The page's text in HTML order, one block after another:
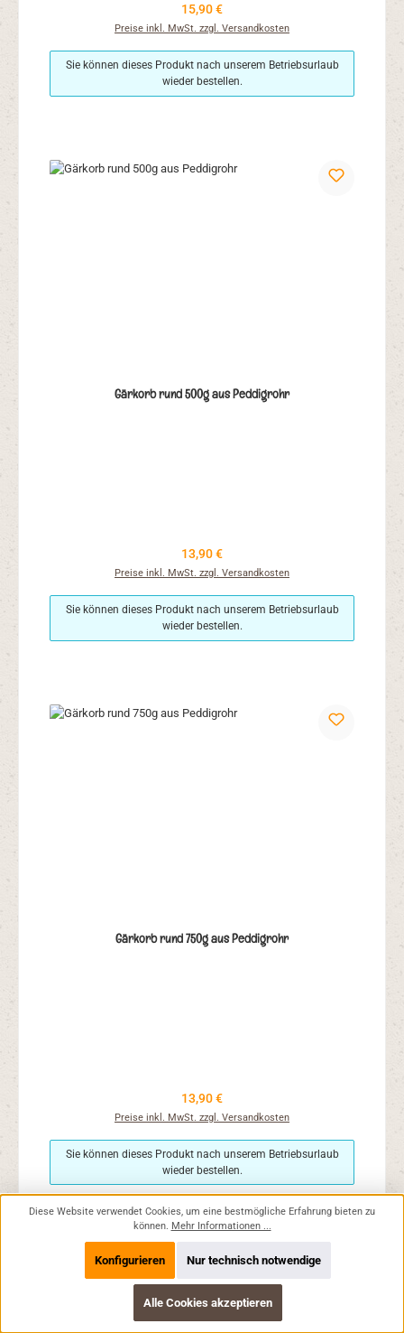
Regulärer Preis:
15,90 €
Preise inkl. MwSt. zzgl. Versandkosten
Sie können dieses Produkt nach unserem Betriebsurlaub
wieder bestellen.
Gärkorb rund 500g aus Peddigrohr
Regulärer Preis:
13,90 €
Preise inkl. MwSt. zzgl. Versandkosten
Sie können dieses Produkt nach unserem Betriebsurlaub
wieder bestellen.
Gärkorb rund 750g aus Peddigrohr
Regulärer Preis:
13,90 €
Preise inkl. MwSt. zzgl. Versandkosten
Sie können dieses Produkt nach unserem Betriebsurlaub
wieder bestellen.
Diese Website verwendet Cookies, um eine bestmögliche Erfahrung bieten zu
können. Mehr Informationen ...
Nur technisch notwendige
Konfigurieren
Alle Cookies akzeptieren